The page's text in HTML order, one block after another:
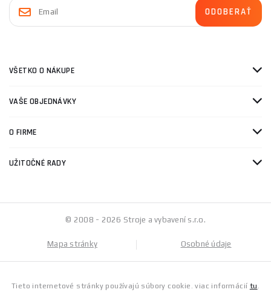
VŠETKO O NÁKUPE
VAŠE OBJEDNÁVKY
O FIRME
UŽITOČNÉ RADY
© 2008 - 2026 Stroje a vybavení s.r.o.
Mapa stránky Osobné údaje
Tieto internetové stránky používajú súbory cookie. viac informácií tu .